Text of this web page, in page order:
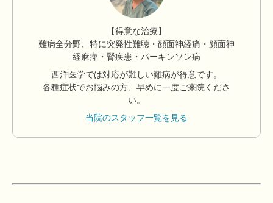
【得意な治療】
難病全分野、特に突発性難聴・顔面神経痛・顔面神
経麻痺・腎疾患・パーキンソン病
西洋医学では対応が難しい難病が得意です。
各種症状でお悩みの方、早めに一度ご来院くださ
い。
当院のスタッフ一覧を見る